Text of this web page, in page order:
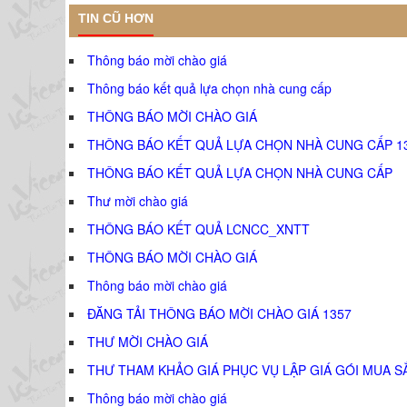
TIN CŨ HƠN
Thông báo mời chào giá
Thông báo kết quả lựa chọn nhà cung cấp
THÔNG BÁO MỜI CHÀO GIÁ
THÔNG BÁO KẾT QUẢ LỰA CHỌN NHÀ CUNG CẤP
THÔNG BÁO KẾT QUẢ LỰA CHỌN NHÀ CUNG CẤP
Thư mời chào giá
THÔNG BÁO KẾT QUẢ LCNCC_XNTT
THÔNG BÁO MỜI CHÀO GIÁ
Thông báo mời chào giá
ĐĂNG TẢI THÔNG BÁO MỜI CHÀO GIÁ 1357
THƯ MỜI CHÀO GIÁ
THƯ THAM KHẢO GIÁ PHỤC VỤ LẬP GIÁ GÓI MUA
Thông báo mời chào giá